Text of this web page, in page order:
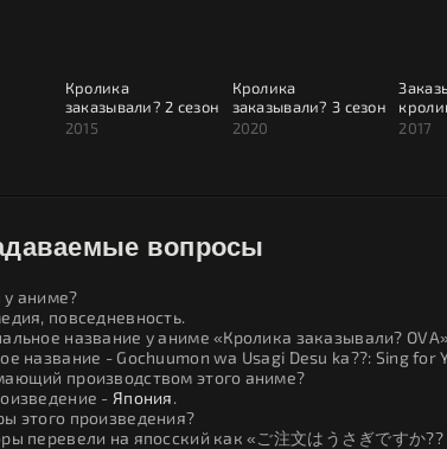
Кролика
заказывали? 2 сезон
2015
Кролика
заказывали? 3 сезон
2020
2017
вопросы
аниме?
повседневность.
название у аниме «Кролика заказывали?
название - Gochuumon wa Usagi Desu ka??: Sing for
производством этого аниме?
- Япония.
этого произведения?
перевели на япосский как «ご注文はうさぎですか